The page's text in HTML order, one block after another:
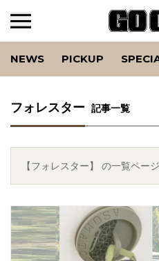
NEWS PICKUP
フォレスター 記事一覧
【フォレスター】 の一覧ペー